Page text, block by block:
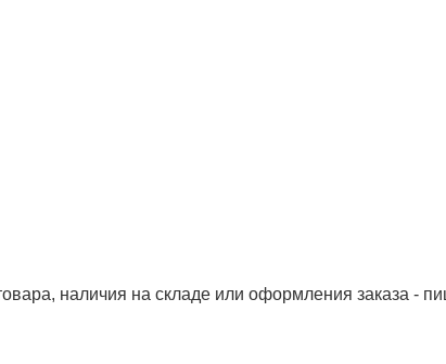
наличия на складе или оформления заказа -